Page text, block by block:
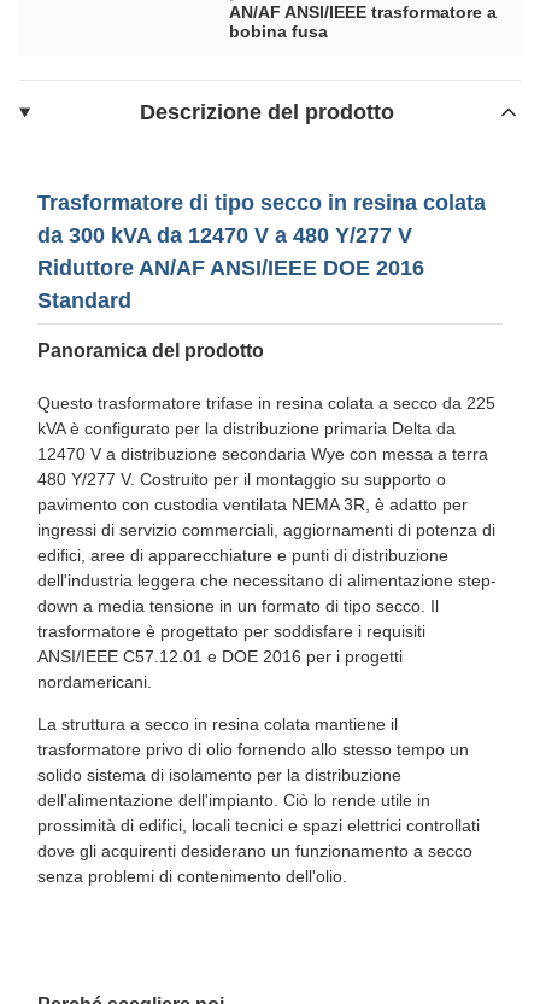
AN/AF ANSI/IEEE trasformatore a
bobina fusa
Descrizione del prodotto
Trasformatore di tipo secco in resina colata
da 300 kVA da 12470 V a 480 Y/277 V
Riduttore AN/AF ANSI/IEEE DOE 2016
Standard
Panoramica del prodotto
Questo trasformatore trifase in resina colata a secco da 225
kVA è configurato per la distribuzione primaria Delta da
12470 V a distribuzione secondaria Wye con messa a terra
480 Y/277 V. Costruito per il montaggio su supporto o
pavimento con custodia ventilata NEMA 3R, è adatto per
ingressi di servizio commerciali, aggiornamenti di potenza di
edifici, aree di apparecchiature e punti di distribuzione
dell'industria leggera che necessitano di alimentazione step-
down a media tensione in un formato di tipo secco. Il
trasformatore è progettato per soddisfare i requisiti
ANSI/IEEE C57.12.01 e DOE 2016 per i progetti
nordamericani.
La struttura a secco in resina colata mantiene il
trasformatore privo di olio fornendo allo stesso tempo un
solido sistema di isolamento per la distribuzione
dell'alimentazione dell'impianto. Ciò lo rende utile in
prossimità di edifici, locali tecnici e spazi elettrici controllati
dove gli acquirenti desiderano un funzionamento a secco
senza problemi di contenimento dell'olio.